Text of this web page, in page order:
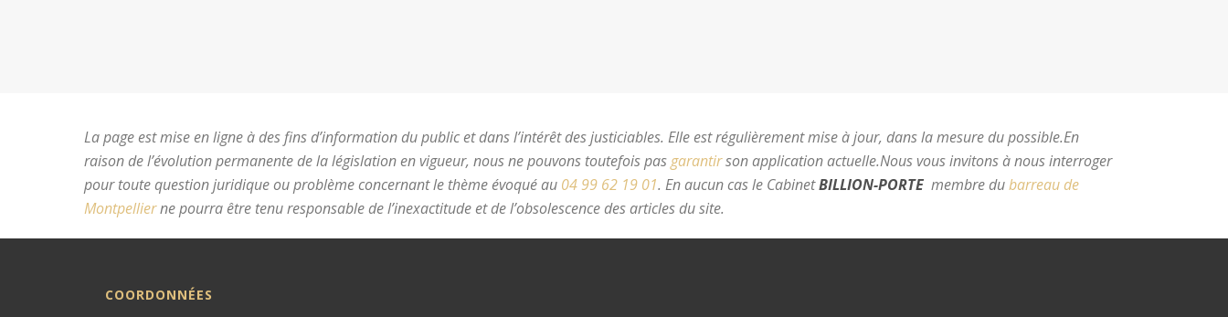
La page est mise en ligne à des fins d’information du public et dans l’intérêt des justiciables. Elle est régulièrement mise à jour, dans la mesure du possible.En
raison de l’évolution permanente de la législation en vigueur, nous ne pouvons toutefois pasgarantirson application actuelle.Nous vous invitons à nous interroger
pour toute question juridique ou problème concernant le thème évoqué au 04 99 62 19 01. En aucun cas le CabinetBILLION-PORTE membre dubarreau de
Montpellierne pourra être tenu responsable de l’inexactitude et de l’obsolescence des articles du site.
COORDONNÉES